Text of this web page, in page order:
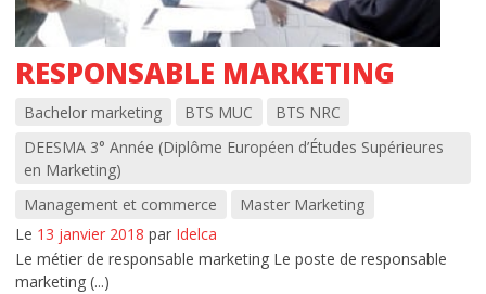
RESPONSABLE MARKETING
Bachelor marketing BTS MUC
BTS NRC
DEESMA 3° Année (Diplôme Européen d’Études Supérieures
en Marketing)
Management et commerce
Master Marketing
Le 13 janvier 2018 par Idelca
Le métier de responsable marketing Le poste de responsable
marketing (...)